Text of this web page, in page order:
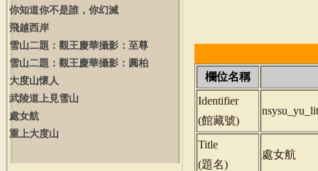
你知道你不是誰，你幻滅
飛越西岸
雪山二題：觀王慶華攝影：至尊
雪山二題：觀王慶華攝影：圓柏
大度山懷人
武陵道上見雪山
處女航
重上大度山
欄位名稱
Identifier
(館藏號)
Title
(題名)
處女航